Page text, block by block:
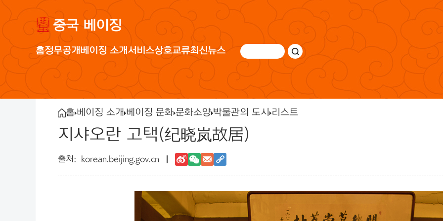
중국 베이징
홈정무공개베이징 소개서비스상호교류최신뉴스
홈 베이징 소개 베이징 문화문화소양 박물관의 도시 리스트
지샤오란 고택(纪晓岚故居)
korean.beijing.gov.cn